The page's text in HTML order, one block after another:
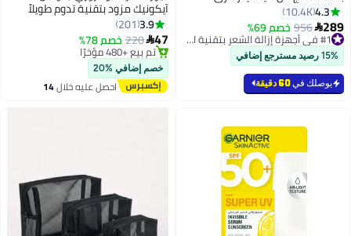
4.3
10.4K
289
956 خصم 69%
بتخلّص بسرعة
تم بيع +820 مؤخرًا
15% رصيد مسترجع إضافي
يوصلك في60 دقيقة
آيكونيك مزود بتقنية تدوم طويلاً
وتأثير مرطب -001
3.9
201
47
220 خصم 78%
#1 في البلشر والبرونزر
توصيل مجاني
بتخلّص بسرعة
تم بيع +480 مؤخرًا
#1 في البلشر والبرونزر
خصم إضافي %20
احصل عليه خلال14